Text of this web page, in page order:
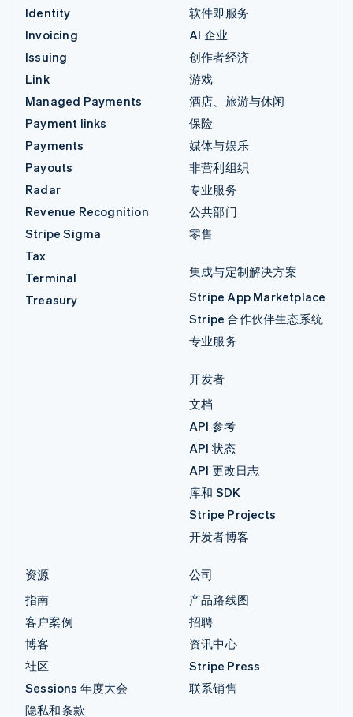
Identity
Invoicing
Issuing
Link
Managed Payments
Payment links
Payments
Payouts
Radar
Revenue Recognition
Stripe Sigma
Tax
Terminal
Treasury
软件即服务
AI 企业
创作者经济
游戏
酒店、旅游与休闲
保险
媒体与娱乐
非营利组织
专业服务
公共部门
零售
集成与定制解决方案
Stripe App Marketplace
Stripe 合作伙伴生态系统
专业服务
开发者
文档
API 参考
API 状态
API 更改日志
库和 SDK
Stripe Projects
开发者博客
资源
指南
客户案例
博客
社区
Sessions 年度大会
隐私和条款
公司
产品路线图
招聘
资讯中心
Stripe Press
联系销售